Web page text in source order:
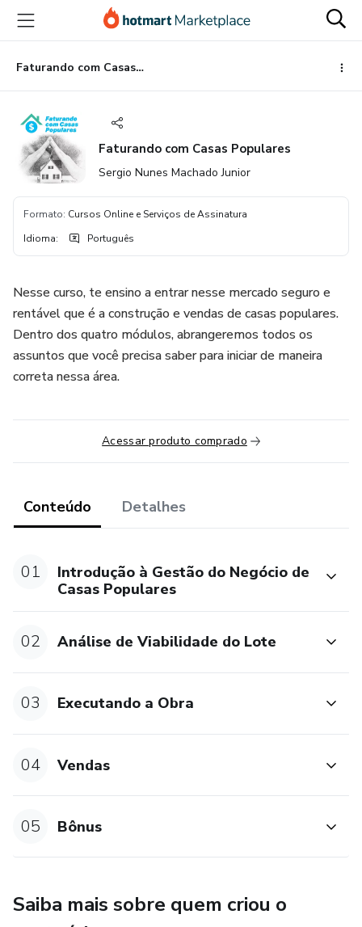
para
conteúdo
principal
para
pagamento
para
rodapé
Faturando com Casas Populares
Faturando com Casas Populares
Sergio Nunes Machado Junior
Formato: Cursos Online e Serviços de Assinatura
Idioma: Português
Nesse curso, te ensino a entrar nesse mercado seguro e
rentável que é a construção e vendas de casas populares.
Dentro dos quatro módulos, abrangeremos todos os
assuntos que você precisa saber para iniciar de maneira
correta nessa área.
Acessar produto comprado
Conteúdo Detalhes
01
Introdução à Gestão do Negócio de
Casas Populares
02 Análise de Viabilidade do Lote
03 Executando a Obra
04 Vendas
05 Bônus
Saiba mais sobre quem criou o